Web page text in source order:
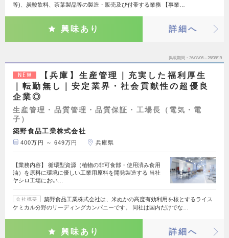
等)、炭酸飲料、茶葉製品等の製造・販売及び付帯する業務 【事業…
興味あり 詳細へ
掲載期間 26/08/06～26/08/19
NEW
【兵庫】生産管理｜充実した福利厚生
｜転勤無し｜安定業界・社会貢献性の超優良
企業◎
生産管理・品質管理・品質保証・工場長（電気・電
子）
築野食品工業株式会社
400万円 ～ 649万円 兵庫県
【業務内容】 循環型資源（植物の非可食部・使用済み食用
油）を原料に環境に優しい工業用原料を開発製造する 当社
ヤシロ工場におい…
会社概要
築野食品工業株式会社は、米ぬかの高度有効利用を核とするライス
ケミカル分野のリーディングカンパニーです。 同社は国内だけでな…
興味あり 詳細へ